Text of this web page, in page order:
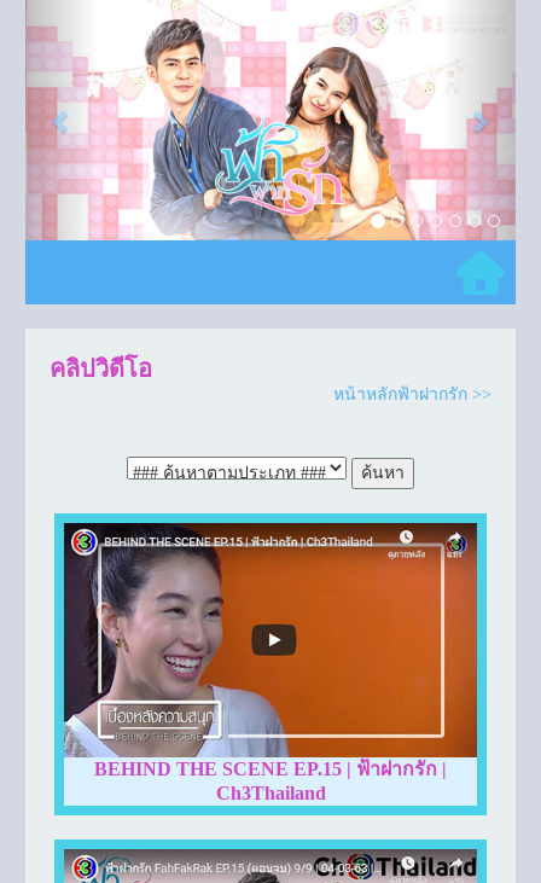
คลิปวิดีโอ
หน้าหลักฟ้าฝากรัก >>
BEHIND THE SCENE EP.15 | ฟ้าฝากรัก |
Ch3Thailand